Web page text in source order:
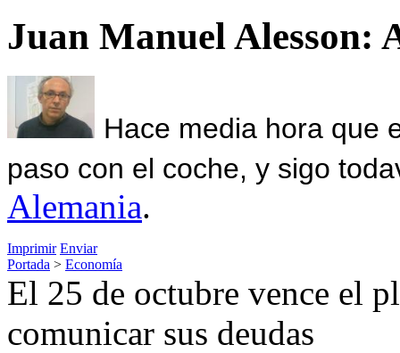
Juan Manuel Alesson:
Hace media hora que
paso con el coche, y sigo
Alemania.
Imprimir Enviar
Portada > Economía
El 25 de octubre vence el
comunicar sus deudas